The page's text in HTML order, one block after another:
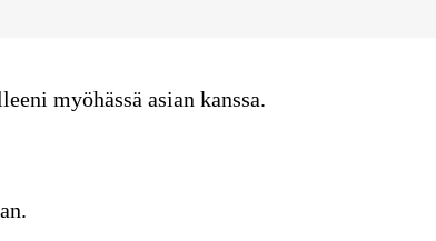
myöhässä asian kanssa.